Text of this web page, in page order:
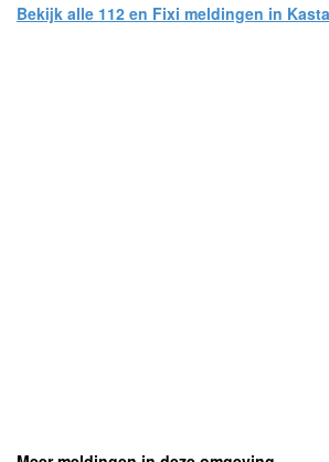
Bekijk alle 112 en Fixi meldingen in